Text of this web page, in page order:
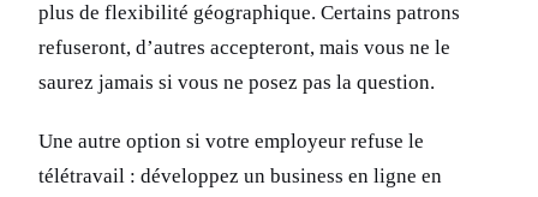
plus de flexibilité géographique. Certains patrons
refuseront, d’autres accepteront, mais vous ne le
saurez jamais si vous ne posez pas la question.
Une autre option si votre employeur refuse le
télétravail : développez un business en ligne en